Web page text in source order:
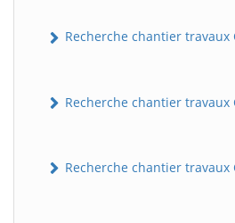
Recherche chantier travaux
Recherche chantier travaux
Recherche chantier travaux